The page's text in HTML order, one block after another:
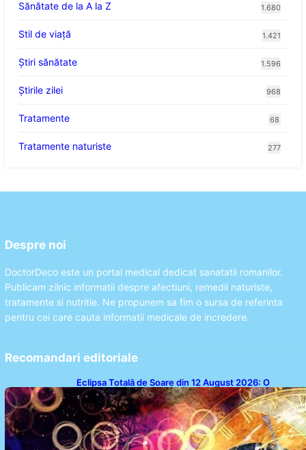
Sănătate de la A la Z 1.680
Stil de viaţă 1.421
Ştiri sănătate 1.596
Știrile zilei 968
Tratamente 68
Tratamente naturiste 277
Despre noi
DoctorDeco este un portal medical dedicat sanatatii romanilor.
Publicam zilnic informatii despre afectiuni, remedii naturiste,
tratamente si nutritie. Ne propunem sa fim o sursa de referinta
pentru cei care cauta informatii medicale de incredere.
Recomandari editoriale
Eclipsa Totală de Soare din 12 August 2026: O
Analiză a Impactului asupra Trei Zodii și a Ciclului de
18 Ani